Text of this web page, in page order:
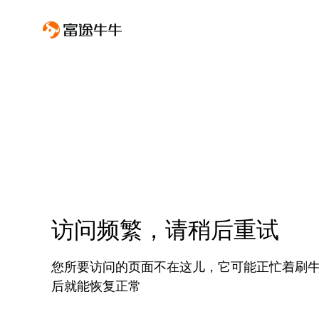
访问频繁，请稍后重试
您所要访问的页面不在这儿，它可能正忙着刷
后就能恢复正常